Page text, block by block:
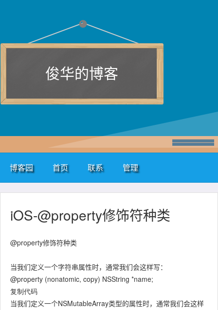
俊华的博客
博客园 首页 联系 管理
iOS-@property修饰符种类
@property修饰符种类
当我们定义一个字符串属性时，通常我们会这样写：
@property (nonatomic, copy) NSString *name;
复制代码
当我们定义一个NSMutableArray类型的属性时，通常我们会这样